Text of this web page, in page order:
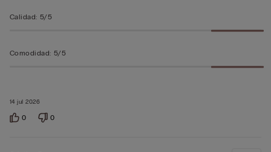
14 jul 2026
Calidad: 5/5
Comodidad: 5/5
0 0